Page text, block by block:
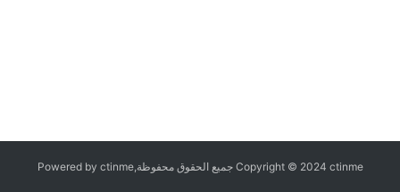
Copyright © 2024 ctinme جميع الحقوق محفوظة,Powered by ctinme